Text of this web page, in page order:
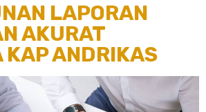
LAPORAN
AKURAT
KAP ANDRIKAS